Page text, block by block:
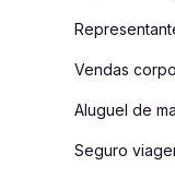
Vendas
Aluguel de
Seguro